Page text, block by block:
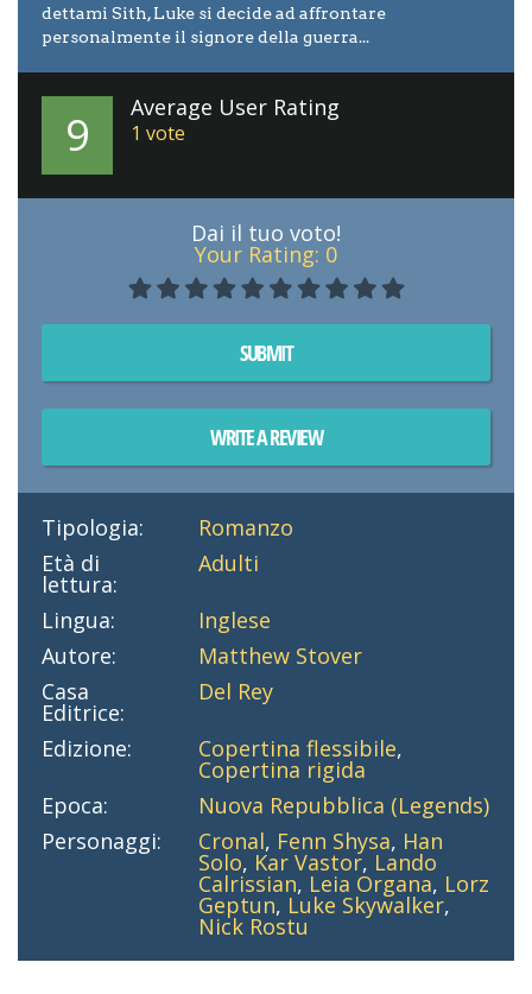
dettami Sith, Luke si decide ad affrontare
personalmente il signore della guerra...
9 Average User Rating
1 vote
Dai il tuo voto!
Your Rating: 0
SUBMIT
WRITE A REVIEW
Tipologia:
Romanzo
Età di
lettura:
Adulti
Lingua:
Inglese
Autore:
Matthew Stover
Casa
Editrice:
Del Rey
Edizione:
Copertina flessibile,
Copertina rigida
Epoca:
Nuova Repubblica (Legends)
Personaggi:
Cronal, Fenn Shysa, Han
Solo, Kar Vastor, Lando
Calrissian, Leia Organa, Lorz
Geptun, Luke Skywalker,
Nick Rostu